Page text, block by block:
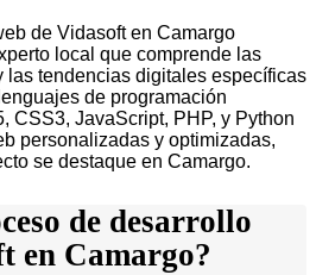
de Vidasoft en Camargo
local que comprende las
las tendencias digitales específicas
de programación
CSS3, JavaScript, PHP, y Python
personalizadas y optimizadas,
se destaque en Camargo.
de desarrollo
en Camargo?